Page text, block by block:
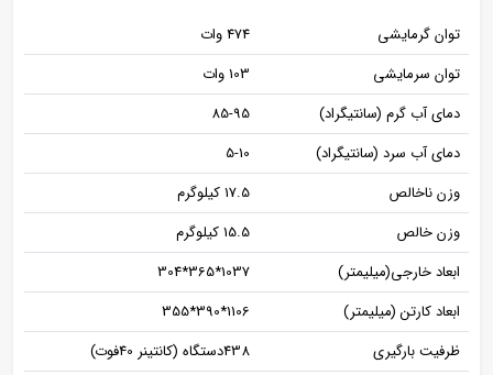
توان گرمایشی
474 وات
توان سرمایشی
103 وات
دمای آب گرم (سانتیگراد)
85-95
دمای آب سرد (سانتیگراد)
5-10
وزن ناخالص
17.5 کیلوگرم
وزن خالص
15.5 کیلوگرم
ابعاد خارجی(میلیمتر)
1037*365*304
ابعاد کارتن (میلیمتر)
1106*390*355
ظرفيت بارگيری
438دستگاه (کانتينر 40فوت)